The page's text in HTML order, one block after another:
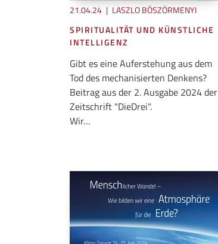
21.04.24 | LASZLO BÖSZÖRMENYI
SPIRITUALITÄT UND KÜNSTLICHE
INTELLIGENZ
Gibt es eine Auferstehung aus dem
Tod des mechanisierten Denkens?
Beitrag aus der 2. Ausgabe 2024 der
Zeitschrift "DieDrei".
Wir…